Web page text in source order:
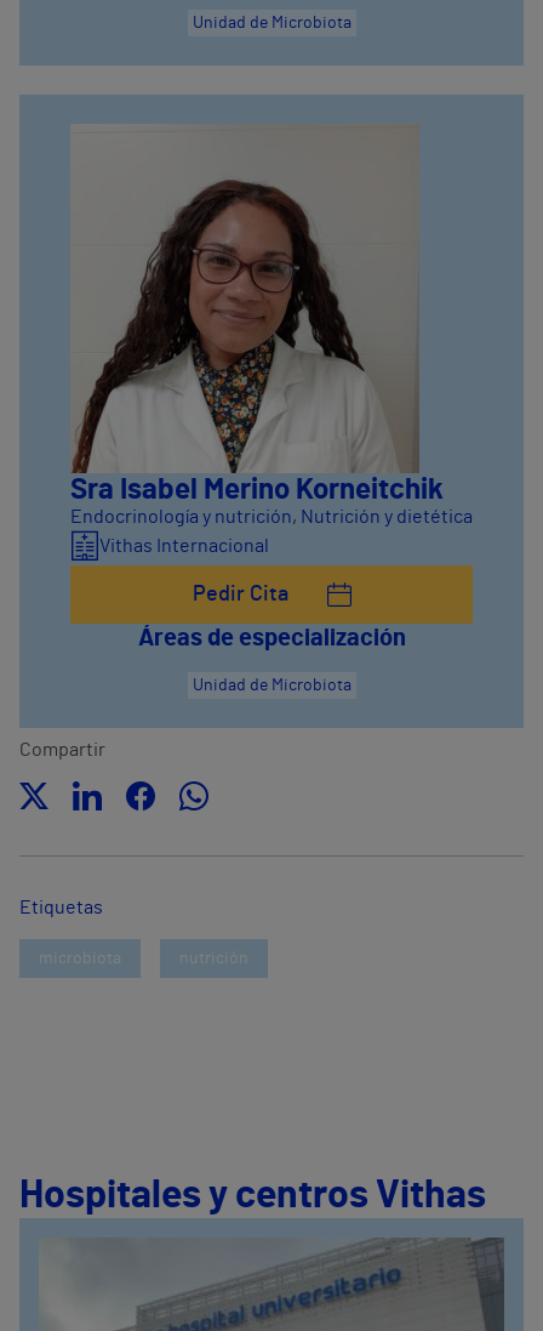
Unidad de Microbiota
Sra Isabel Merino Korneitchik
Endocrinología y nutrición, Nutrición y dietética
Vithas Internacional
Pedir Cita
Áreas de especialización
Unidad de Microbiota
Compartir
Etiquetas
microbiota nutrición
Hospitales y centros Vithas